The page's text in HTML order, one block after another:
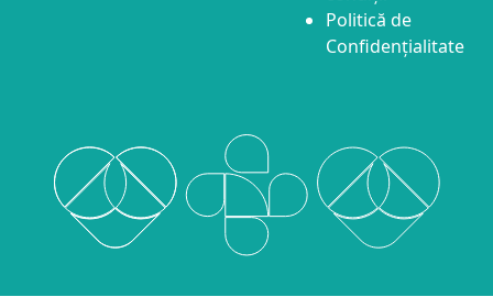
Politică de
Confidențialitate